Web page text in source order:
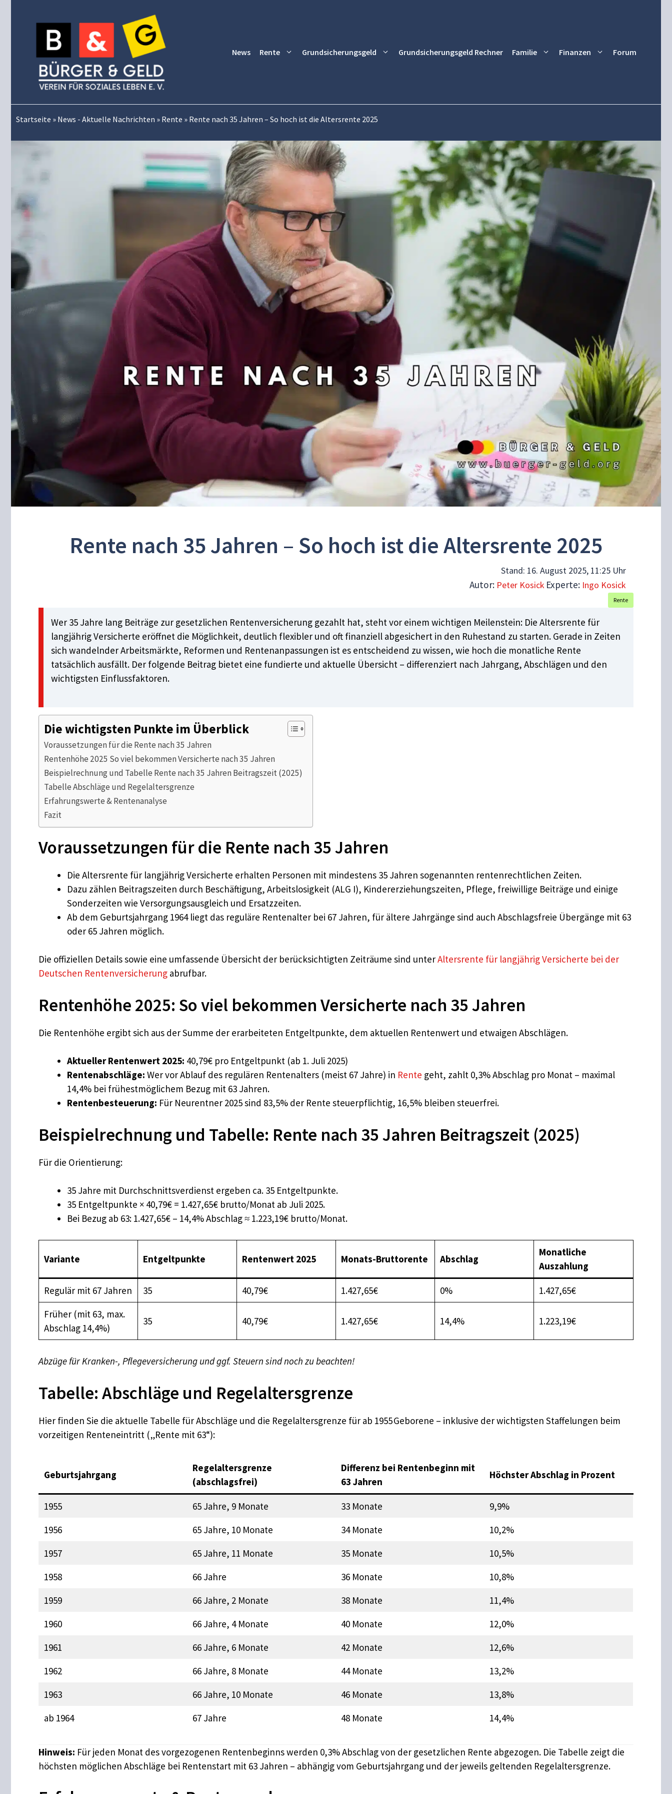
News Rente Grundsicherungsgeld Grundsicherungsgeld Rechner Familie Finanzen Forum
Startseite » News - Aktuelle Nachrichten » Rente » Rente nach 35 Jahren – So hoch ist die Altersrente 2025
Rente nach 35 Jahren – So hoch ist die Altersrente 2025
Stand: 16. August 2025, 11:25 Uhr
Autor: Peter Kosick Experte: Ingo Kosick
Rente
Wer 35 Jahre lang Beiträge zur gesetzlichen Rentenversicherung gezahlt hat, steht vor einem wichtigen Meilenstein: Die Altersrente für
langjährig Versicherte eröffnet die Möglichkeit, deutlich flexibler und oft finanziell abgesichert in den Ruhestand zu starten. Gerade in Zeiten
sich wandelnder Arbeitsmärkte, Reformen und Rentenanpassungen ist es entscheidend zu wissen, wie hoch die monatliche Rente
tatsächlich ausfällt. Der folgende Beitrag bietet eine fundierte und aktuelle Übersicht – differenziert nach Jahrgang, Abschlägen und den
wichtigsten Einflussfaktoren.
Die wichtigsten Punkte im Überblick
Voraussetzungen für die Rente nach 35 Jahren
Rentenhöhe 2025 So viel bekommen Versicherte nach 35 Jahren
Beispielrechnung und Tabelle Rente nach 35 Jahren Beitragszeit (2025)
Tabelle Abschläge und Regelaltersgrenze
Erfahrungswerte & Rentenanalyse
Fazit
Voraussetzungen für die Rente nach 35 Jahren
Die Altersrente für langjährig Versicherte erhalten Personen mit mindestens 35 Jahren sogenannten rentenrechtlichen Zeiten.
Dazu zählen Beitragszeiten durch Beschäftigung, Arbeitslosigkeit (ALG I), Kindererziehungszeiten, Pflege, freiwillige Beiträge und einige
Sonderzeiten wie Versorgungsausgleich und Ersatzzeiten.
Ab dem Geburtsjahrgang 1964 liegt das reguläre Rentenalter bei 67 Jahren, für ältere Jahrgänge sind auch Abschlagsfreie Übergänge mit 63
oder 65 Jahren möglich.
Die offiziellen Details sowie eine umfassende Übersicht der berücksichtigten Zeiträume sind unterAltersrente für langjährig Versicherte bei der
Deutschen Rentenversicherung abrufbar.
Rentenhöhe 2025: So viel bekommen Versicherte nach 35 Jahren
Die Rentenhöhe ergibt sich aus der Summe der erarbeiteten Entgeltpunkte, dem aktuellen Rentenwert und etwaigen Abschlägen.
Aktueller Rentenwert 2025: 40,79€ pro Entgeltpunkt (ab 1. Juli 2025)
Rentenabschläge: Wer vor Ablauf des regulären Rentenalters (meist 67 Jahre) in Rente geht, zahlt 0,3% Abschlag pro Monat – maximal
14,4% bei frühestmöglichem Bezug mit 63 Jahren.
Rentenbesteuerung: Für Neurentner 2025 sind 83,5% der Rente steuerpflichtig, 16,5% bleiben steuerfrei.
Beispielrechnung und Tabelle: Rente nach 35 Jahren Beitragszeit (2025)
Für die Orientierung:
35 Jahre mit Durchschnittsverdienst ergeben ca. 35 Entgeltpunkte.
35 Entgeltpunkte × 40,79€ = 1.427,65€ brutto/Monat ab Juli 2025.
Bei Bezug ab 63: 1.427,65€ – 14,4% Abschlag ≈ 1.223,19€ brutto/Monat.
Variante Entgeltpunkte Rentenwert 2025 Monats-Bruttorente Abschlag
Monatliche
Auszahlung
Regulär mit 67 Jahren 35 40,79€ 1.427,65€ 0%
1.427,65€
Früher (mit 63, max.
Abschlag 14,4%)
35 40,79€ 1.427,65€ 14,4% 1.223,19€
Abzüge für Kranken-, Pflegeversicherung und ggf. Steuern sind noch zu beachten!
Tabelle: Abschläge und Regelaltersgrenze
Hier finden Sie die aktuelle Tabelle für Abschläge und die Regelaltersgrenze für ab 1955 Geborene – inklusive der wichtigsten Staffelungen beim
vorzeitigen Renteneintritt („Rente mit 63“):
Geburtsjahrgang
Regelaltersgrenze
(abschlagsfrei)
Differenz bei Rentenbeginn mit
63 Jahren
Höchster Abschlag in Prozent
1955 65 Jahre, 9 Monate 33 Monate
9,9%
1956
65 Jahre, 10 Monate 34 Monate
10,2%
1957
65 Jahre, 11 Monate 35 Monate
10,5%
1958
66 Jahre 36 Monate
10,8%
1959
66 Jahre, 2 Monate 38 Monate
11,4%
1960
66 Jahre, 4 Monate 40 Monate
12,0%
1961
66 Jahre, 6 Monate 42 Monate
12,6%
1962
66 Jahre, 8 Monate 44 Monate
13,2%
1963
66 Jahre, 10 Monate 46 Monate
13,8%
ab 1964
67 Jahre 48 Monate 14,4%
Hinweis: Für jeden Monat des vorgezogenen Rentenbeginns werden 0,3% Abschlag von der gesetzlichen Rente abgezogen. Die Tabelle zeigt die
höchsten möglichen Abschläge bei Rentenstart mit 63 Jahren – abhängig vom Geburtsjahrgang und der jeweils geltenden Regelaltersgrenze.